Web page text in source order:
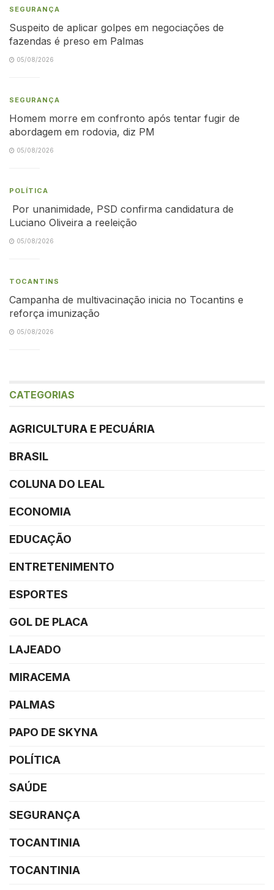
SEGURANÇA
Suspeito de aplicar golpes em negociações de
fazendas é preso em Palmas
05/08/2026
SEGURANÇA
Homem morre em confronto após tentar fugir de
abordagem em rodovia, diz PM
05/08/2026
POLÍTICA
Por unanimidade, PSD confirma candidatura de
Luciano Oliveira a reeleição
05/08/2026
TOCANTINS
Campanha de multivacinação inicia no Tocantins e
reforça imunização
05/08/2026
CATEGORIAS
AGRICULTURA E PECUÁRIA
BRASIL
COLUNA DO LEAL
ECONOMIA
EDUCAÇÃO
ENTRETENIMENTO
ESPORTES
GOL DE PLACA
LAJEADO
MIRACEMA
PALMAS
PAPO DE SKYNA
POLÍTICA
SAÚDE
SEGURANÇA
TOCANTINIA
TOCANTINIA